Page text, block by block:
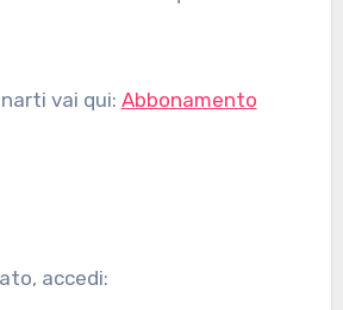
vai qui: Abbonamento
accedi: